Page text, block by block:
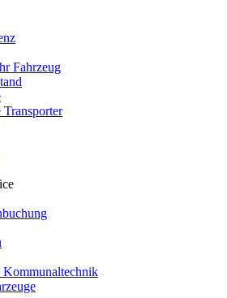
Fahrzeug
Transporter